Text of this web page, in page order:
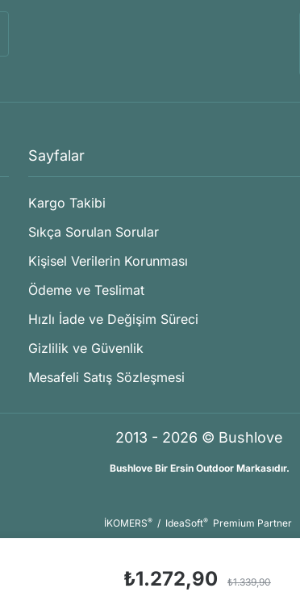
₺1.272,90 ₺1.339,90
Sayfalar
Kargo Takibi
Sıkça Sorulan Sorular
Kişisel Verilerin Korunması
Ödeme ve Teslimat
Hızlı İade ve Değişim Süreci
Gizlilik ve Güvenlik
Mesafeli Satış Sözleşmesi
2013 - 2026 © Bushlove
Bushlove Bir Ersin Outdoor Markasıdır.
İKOMERS® / IdeaSoft® Premium Partner